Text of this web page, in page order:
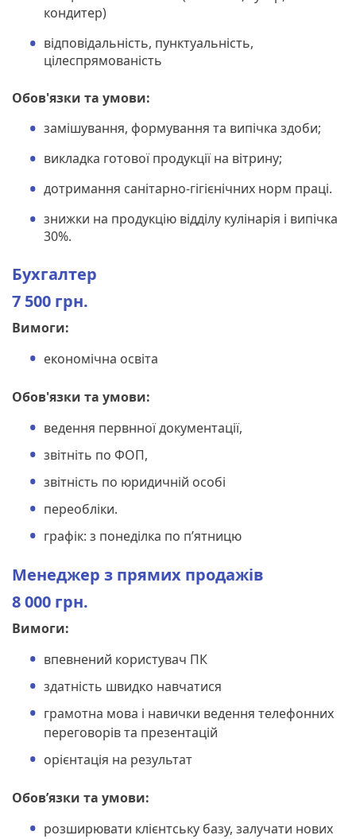
кондитер)
відповідальність, пунктуальність,
цілеспрямованість
Обов'язки та умови:
замішування, формування та випічка здоби;
викладка готової продукції на вітрину;
дотримання санітарно-гігієнічних норм праці.
знижки на продукцію відділу кулінарія і випічка
30%.
Бухгалтер
7 500 грн.
Вимоги:
економічна освіта
Обов'язки та умови:
ведення первнної документації,
звітніть по ФОП,
звітність по юридичній особі
переобліки.
графік: з понеділка по п’ятницю
Менеджер з прямих продажів
8 000 грн.
Вимоги:
впевнений користувач ПК
здатність швидко навчатися
грамотна мова і навички ведення телефонних
переговорів та презентацій
орієнтація на результат
Обов’язки та умови:
розширювати клієнтську базу, залучати нових